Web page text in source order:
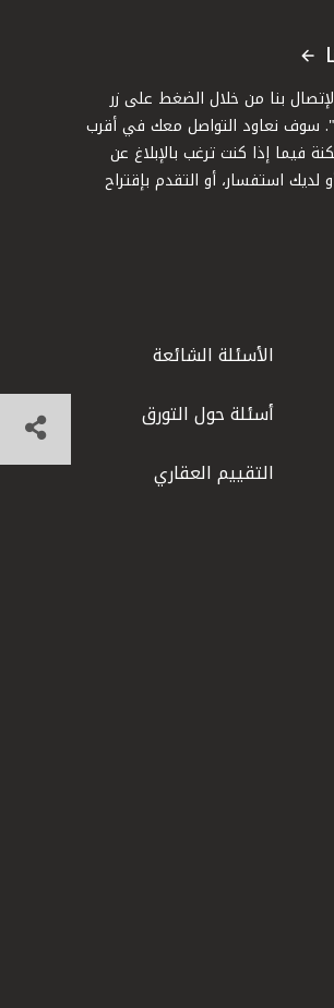
بنا من خلال الضغط على زر
سوف نعاود التواصل معك في أقرب
فيما إذا كنت ترغب بالإبلاغ عن
لديك استفسار، أو التقدم بإقتراح
الأسئلة الشائعة
أسئلة حول التورق
التقييم العقاري